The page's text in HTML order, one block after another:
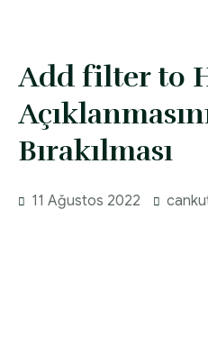
Add filter to
Bırakılması
11 Ağustos 2022